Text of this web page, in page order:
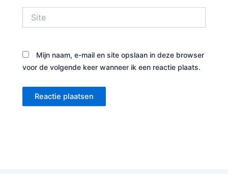
Mijn naam, e-mail en site opslaan in deze browser
voor de volgende keer wanneer ik een reactie plaats.